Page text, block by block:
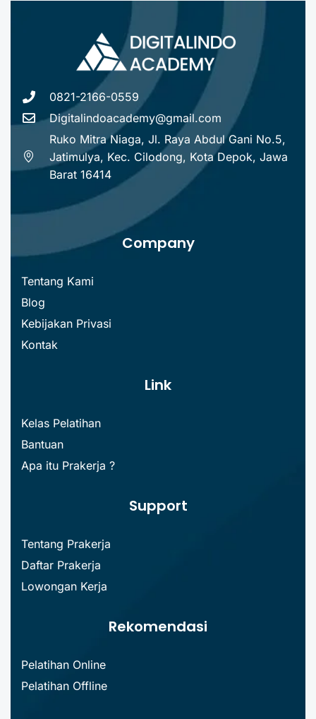
0821-2166-0559
Digitalindoacademy@gmail.com
Ruko Mitra Niaga, Jl. Raya Abdul Gani No.5,
Jatimulya, Kec. Cilodong, Kota Depok, Jawa
Barat 16414
Company
Tentang Kami
Blog
Kebijakan Privasi
Kontak
Link
Kelas Pelatihan
Bantuan
Apa itu Prakerja ?
Support
Tentang Prakerja
Daftar Prakerja
Lowongan Kerja
Rekomendasi
Pelatihan Online
Pelatihan Offline